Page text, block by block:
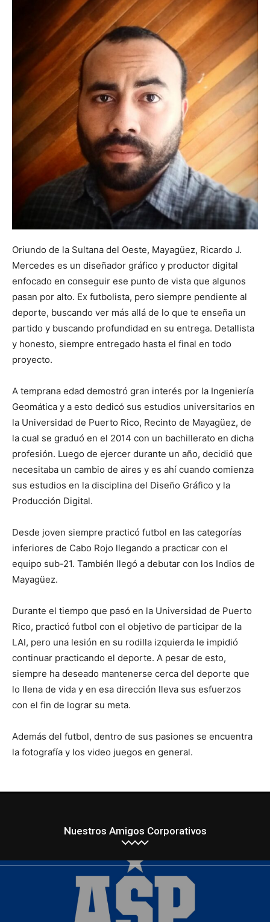
Oriundo de la Sultana del Oeste, Mayagüez, Ricardo J.
Mercedes es un diseñador gráfico y productor digital
enfocado en conseguir ese punto de vista que algunos
pasan por alto. Ex futbolista, pero siempre pendiente al
deporte, buscando ver más allá de lo que te enseña un
partido y buscando profundidad en su entrega. Detallista
y honesto, siempre entregado hasta el final en todo
proyecto.
A temprana edad demostró gran interés por la Ingeniería
Geomática y a esto dedicó sus estudios universitarios en
la Universidad de Puerto Rico, Recinto de Mayagüez, de
la cual se graduó en el 2014 con un bachillerato en dicha
profesión. Luego de ejercer durante un año, decidió que
necesitaba un cambio de aires y es ahí cuando comienza
sus estudios en la disciplina del Diseño Gráfico y la
Producción Digital.
Desde joven siempre practicó futbol en las categorías
inferiores de Cabo Rojo llegando a practicar con el
equipo sub-21. También llegó a debutar con los Indios de
Mayagüez.
Durante el tiempo que pasó en la Universidad de Puerto
Rico, practicó futbol con el objetivo de participar de la
LAI, pero una lesión en su rodilla izquierda le impidió
continuar practicando el deporte. A pesar de esto,
siempre ha deseado mantenerse cerca del deporte que
lo llena de vida y en esa dirección lleva sus esfuerzos
con el fin de lograr su meta.
Además del futbol, dentro de sus pasiones se encuentra
la fotografía y los video juegos en general.
Nuestros Amigos Corporativos